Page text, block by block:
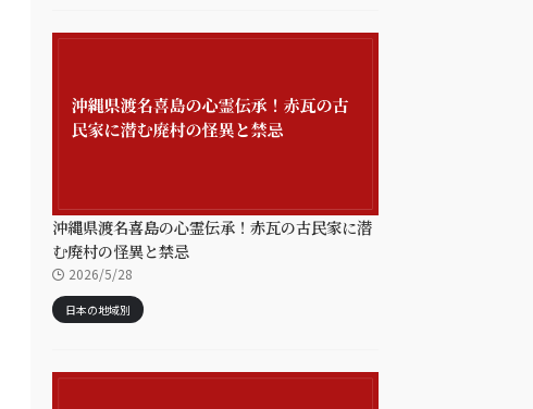
沖縄県渡名喜島の心霊伝承！赤瓦の古民家に潜
む廃村の怪異と禁忌
2026/5/28
日本の地域別